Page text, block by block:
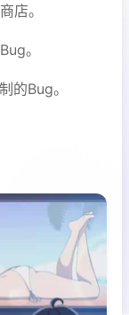
店。
。
的Bug。